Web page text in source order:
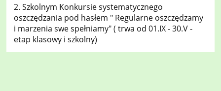
2. Szkolnym Konkursie systematycznego
oszczędzania pod hasłem " Regularne oszczędzamy
i marzenia swe spełniamy" ( trwa od 01.IX - 30.V -
etap klasowy i szkolny)